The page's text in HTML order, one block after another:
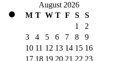
August 2026
M T W T F S
S
1
2
3
4 5 6 7 8
9
10 11 12 13 14 15 16
17 18 19 20 21 22 23